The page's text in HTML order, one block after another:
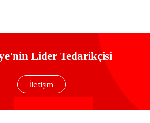
Lider Tedarikçisi
İletişim